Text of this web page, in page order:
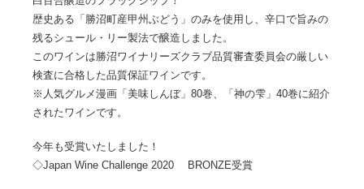
歴史ある「勝沼町産甲州ぶどう」のみを使用し、辛口で旨みの
残るシュール・リー製法で醸造しました。
このワインは勝沼ワイナリーズクラブ品質審査委員会の厳しい
検査に合格した品質保証ワインです。
※人気グルメ漫画「美味しんぼ」80巻、「神の雫」40巻に紹介
されたワインです。
今年も受賞いたしました！
◇Japan Wine Challenge 2020 BRONZE受賞